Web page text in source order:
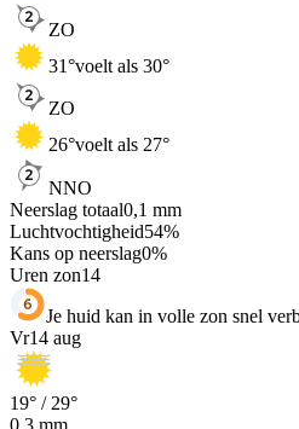
ZO
31°voelt als 30°
ZO
26°voelt als 27°
NNO
Neerslag totaal0,1 mm
Luchtvochtigheid54%
Kans op neerslag0%
Uren zon14
Je huid kan in volle zon snel
Vr14 aug
19° / 29°
0,3 mm